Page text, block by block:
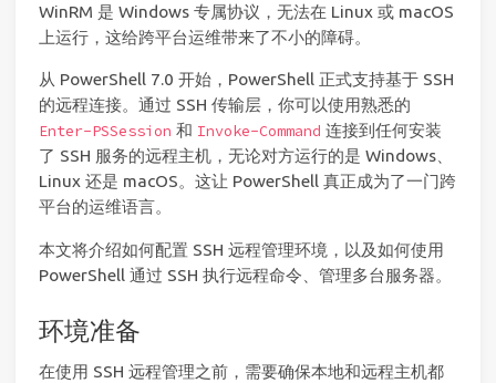
WinRM 是 Windows 专属协议，无法在 Linux 或 macOS
上运行，这给跨平台运维带来了不小的障碍。
从 PowerShell 7.0 开始，PowerShell 正式支持基于 SSH
的远程连接。通过 SSH 传输层，你可以使用熟悉的
Enter-PSSession 和 Invoke-Command 连接到任何安装
了 SSH 服务的远程主机，无论对方运行的是 Windows、
Linux 还是 macOS。这让 PowerShell 真正成为了一门跨
平台的运维语言。
本文将介绍如何配置 SSH 远程管理环境，以及如何使用
PowerShell 通过 SSH 执行远程命令、管理多台服务器。
环境准备
在使用 SSH 远程管理之前，需要确保本地和远程主机都